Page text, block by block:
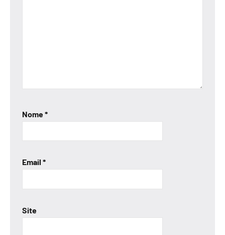
Nome*
Email *
Site